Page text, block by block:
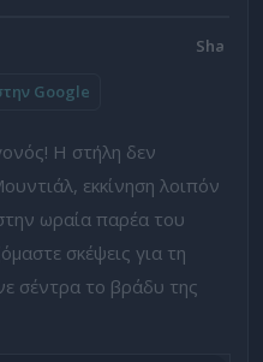
Google
Η στήλη δεν
εκκίνηση λοιπόν
ωραία παρέα του
σκέψεις για τη
σέντρα το βράδυ της